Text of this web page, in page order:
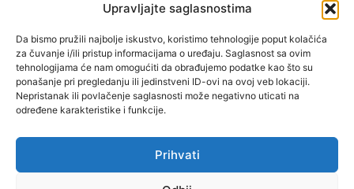
Upravljajte saglasnostima
Da bismo pružili najbolje iskustvo, koristimo tehnologije poput kolačića
za čuvanje i/ili pristup informacijama o uređaju. Saglasnost sa ovim
tehnologijama će nam omogućiti da obrađujemo podatke kao što su
ponašanje pri pregledanju ili jedinstveni ID-ovi na ovoj veb lokaciji.
Nepristanak ili povlačenje saglasnosti može negativno uticati na
određene karakteristike i funkcije.
Prihvati
ZENIČANKA, 3. SPRAT), 72000 ZENICA